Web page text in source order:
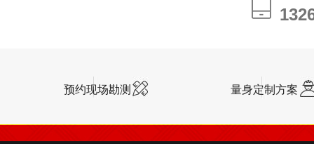
预约现场勘测 量身定制方案